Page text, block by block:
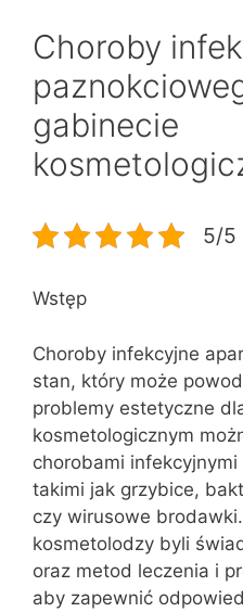
Choroby
gabinecie
5/5
Wstęp
Choroby infekcyjne
stan, który może
problemy estetyczne
kosmetologicznym
chorobami
takimi jak grzybice,
czy wirusowe
kosmetolodzy byli
oraz metod leczenia i
aby zapewnić